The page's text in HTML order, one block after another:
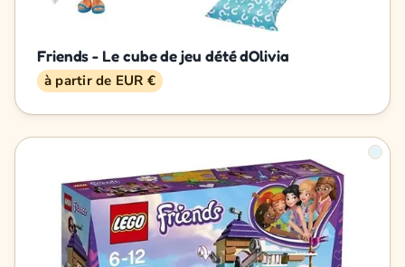
Friends - Le cube de jeu dété dOlivia
à partir de EUR €